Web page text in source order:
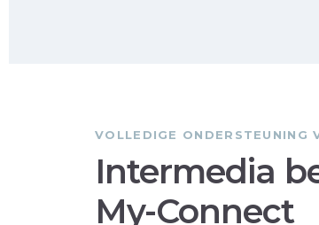
VOLLEDIGE ONDERSTEUNING
Intermedia
My-Connect